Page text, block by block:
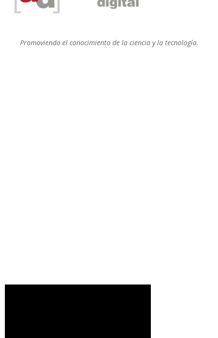
Promoviendo el conocimiento de la ciencia y la tecnología.